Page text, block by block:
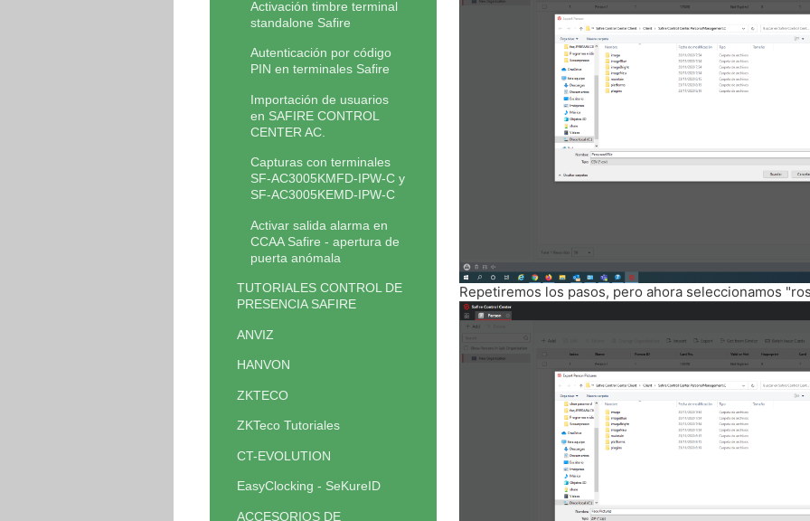
Repetiremos los pasos, pero ahora seleccionamos
Activación timbre terminal
standalone Safire
Autenticación por código
PIN en terminales Safire
Importación de usuarios
en SAFIRE CONTROL
CENTER AC.
Capturas con terminales
SF-AC3005KMFD-IPW-C y
SF-AC3005KEMD-IPW-C
Activar salida alarma en
CCAA Safire - apertura de
puerta anómala
TUTORIALES CONTROL DE
PRESENCIA SAFIRE
ANVIZ
HANVON
ZKTECO
ZKTeco Tutoriales
CT-EVOLUTION
EasyClocking - SeKureID
ACCESORIOS DE